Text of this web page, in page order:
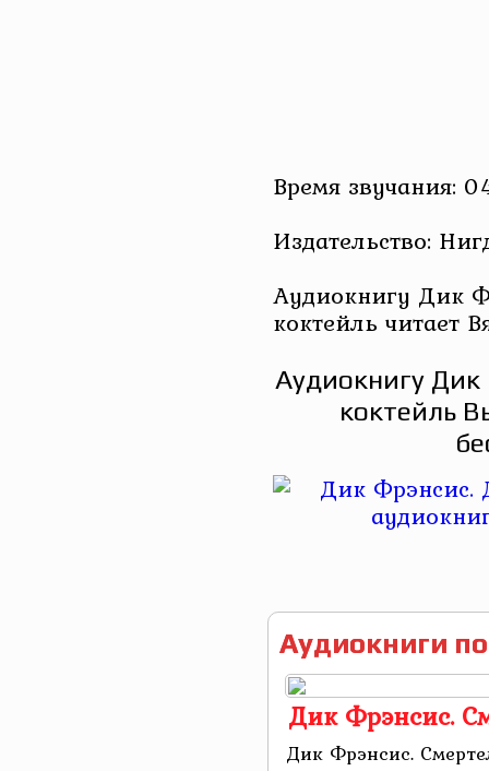
Время звучания:
Издательство:
Аудиокнигу Дик
коктейль читает
Аудиокнигу
коктейль
Аудиокниги
Дик Фрэнсис.
Дик Фрэнсис.